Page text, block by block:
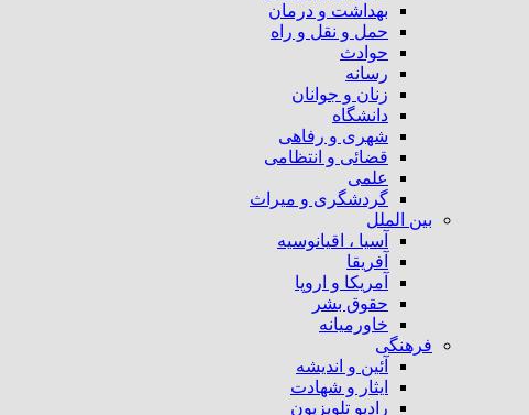
بهداشت و درمان
حمل و نقل و راه
حوادث
رسانه
زنان و جوانان
دانشگاه
شهری و رفاهی
قضائی و انتظامی
علمی
گردشگری و میراث
بین الملل
آسیا ، اقیانوسیه
آفریقا
آمریکا و اروپا
حقوق بشر
خاورمیانه
فرهنگی
آئین و اندیشه
ایثار و شهادت
رادیو تلویزیون